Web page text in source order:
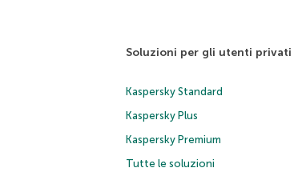
Soluzioni per gli utenti privati
Kaspersky Standard
Kaspersky Plus
Kaspersky Premium
Tutte le soluzioni